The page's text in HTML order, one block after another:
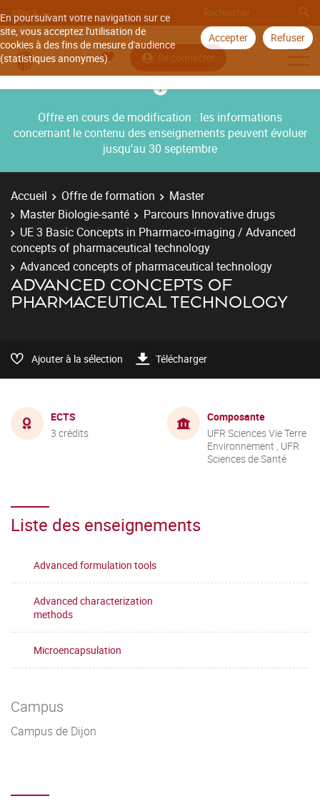
En poursuivant votre navigation sur ce
site, vous acceptez l'utilisation de
cookies à des fins de mesure d'audience
(statistiques anonymes).
Accepter Refuser
Aller à
Se connecter
Offre en cours de modification : les informations
concernant le contenu des enseignements peuvent évoluer
jusqu’au 30 septembre
Accueil Offre de formation
Master
Master Biologie-santé
Parcours Innovative drugs
UE 3 Basic Concepts in Pharmaco-imaging / Advanced
concepts of pharmaceutical technology
Advanced concepts of pharmaceutical technology
ADVANCED CONCEPTS OF
PHARMACEUTICAL TECHNOLOGY
Ajouter à la sélection Télécharger
ECTS
3 crédits
Composante
UFR Sciences Vie Terre
Environnement , UFR
Sciences de Santé
Liste des enseignements
Advanced formulation tools
Advanced characterization
methods
Microencapsulation
Campus
Campus de Dijon